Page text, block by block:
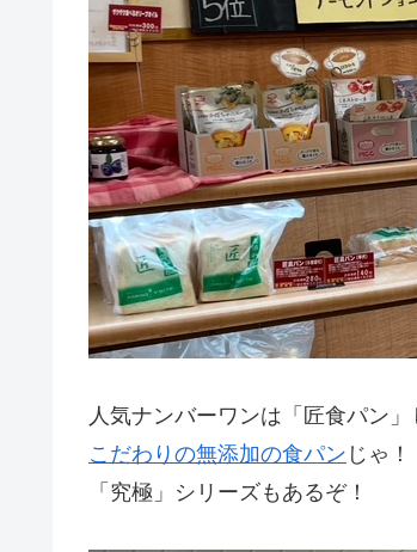
人気ナンバーワンは「匠食パン
こだわりの無添加の食パン じゃ！
「究極」シリーズもあるぞ！